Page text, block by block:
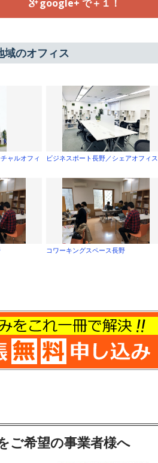
google+ で＋１！
のオフィス
ャルオフィ
ビジネスポート長野／シェアオフィス
コワーキングスペース長野
ご希望の事業者様へ